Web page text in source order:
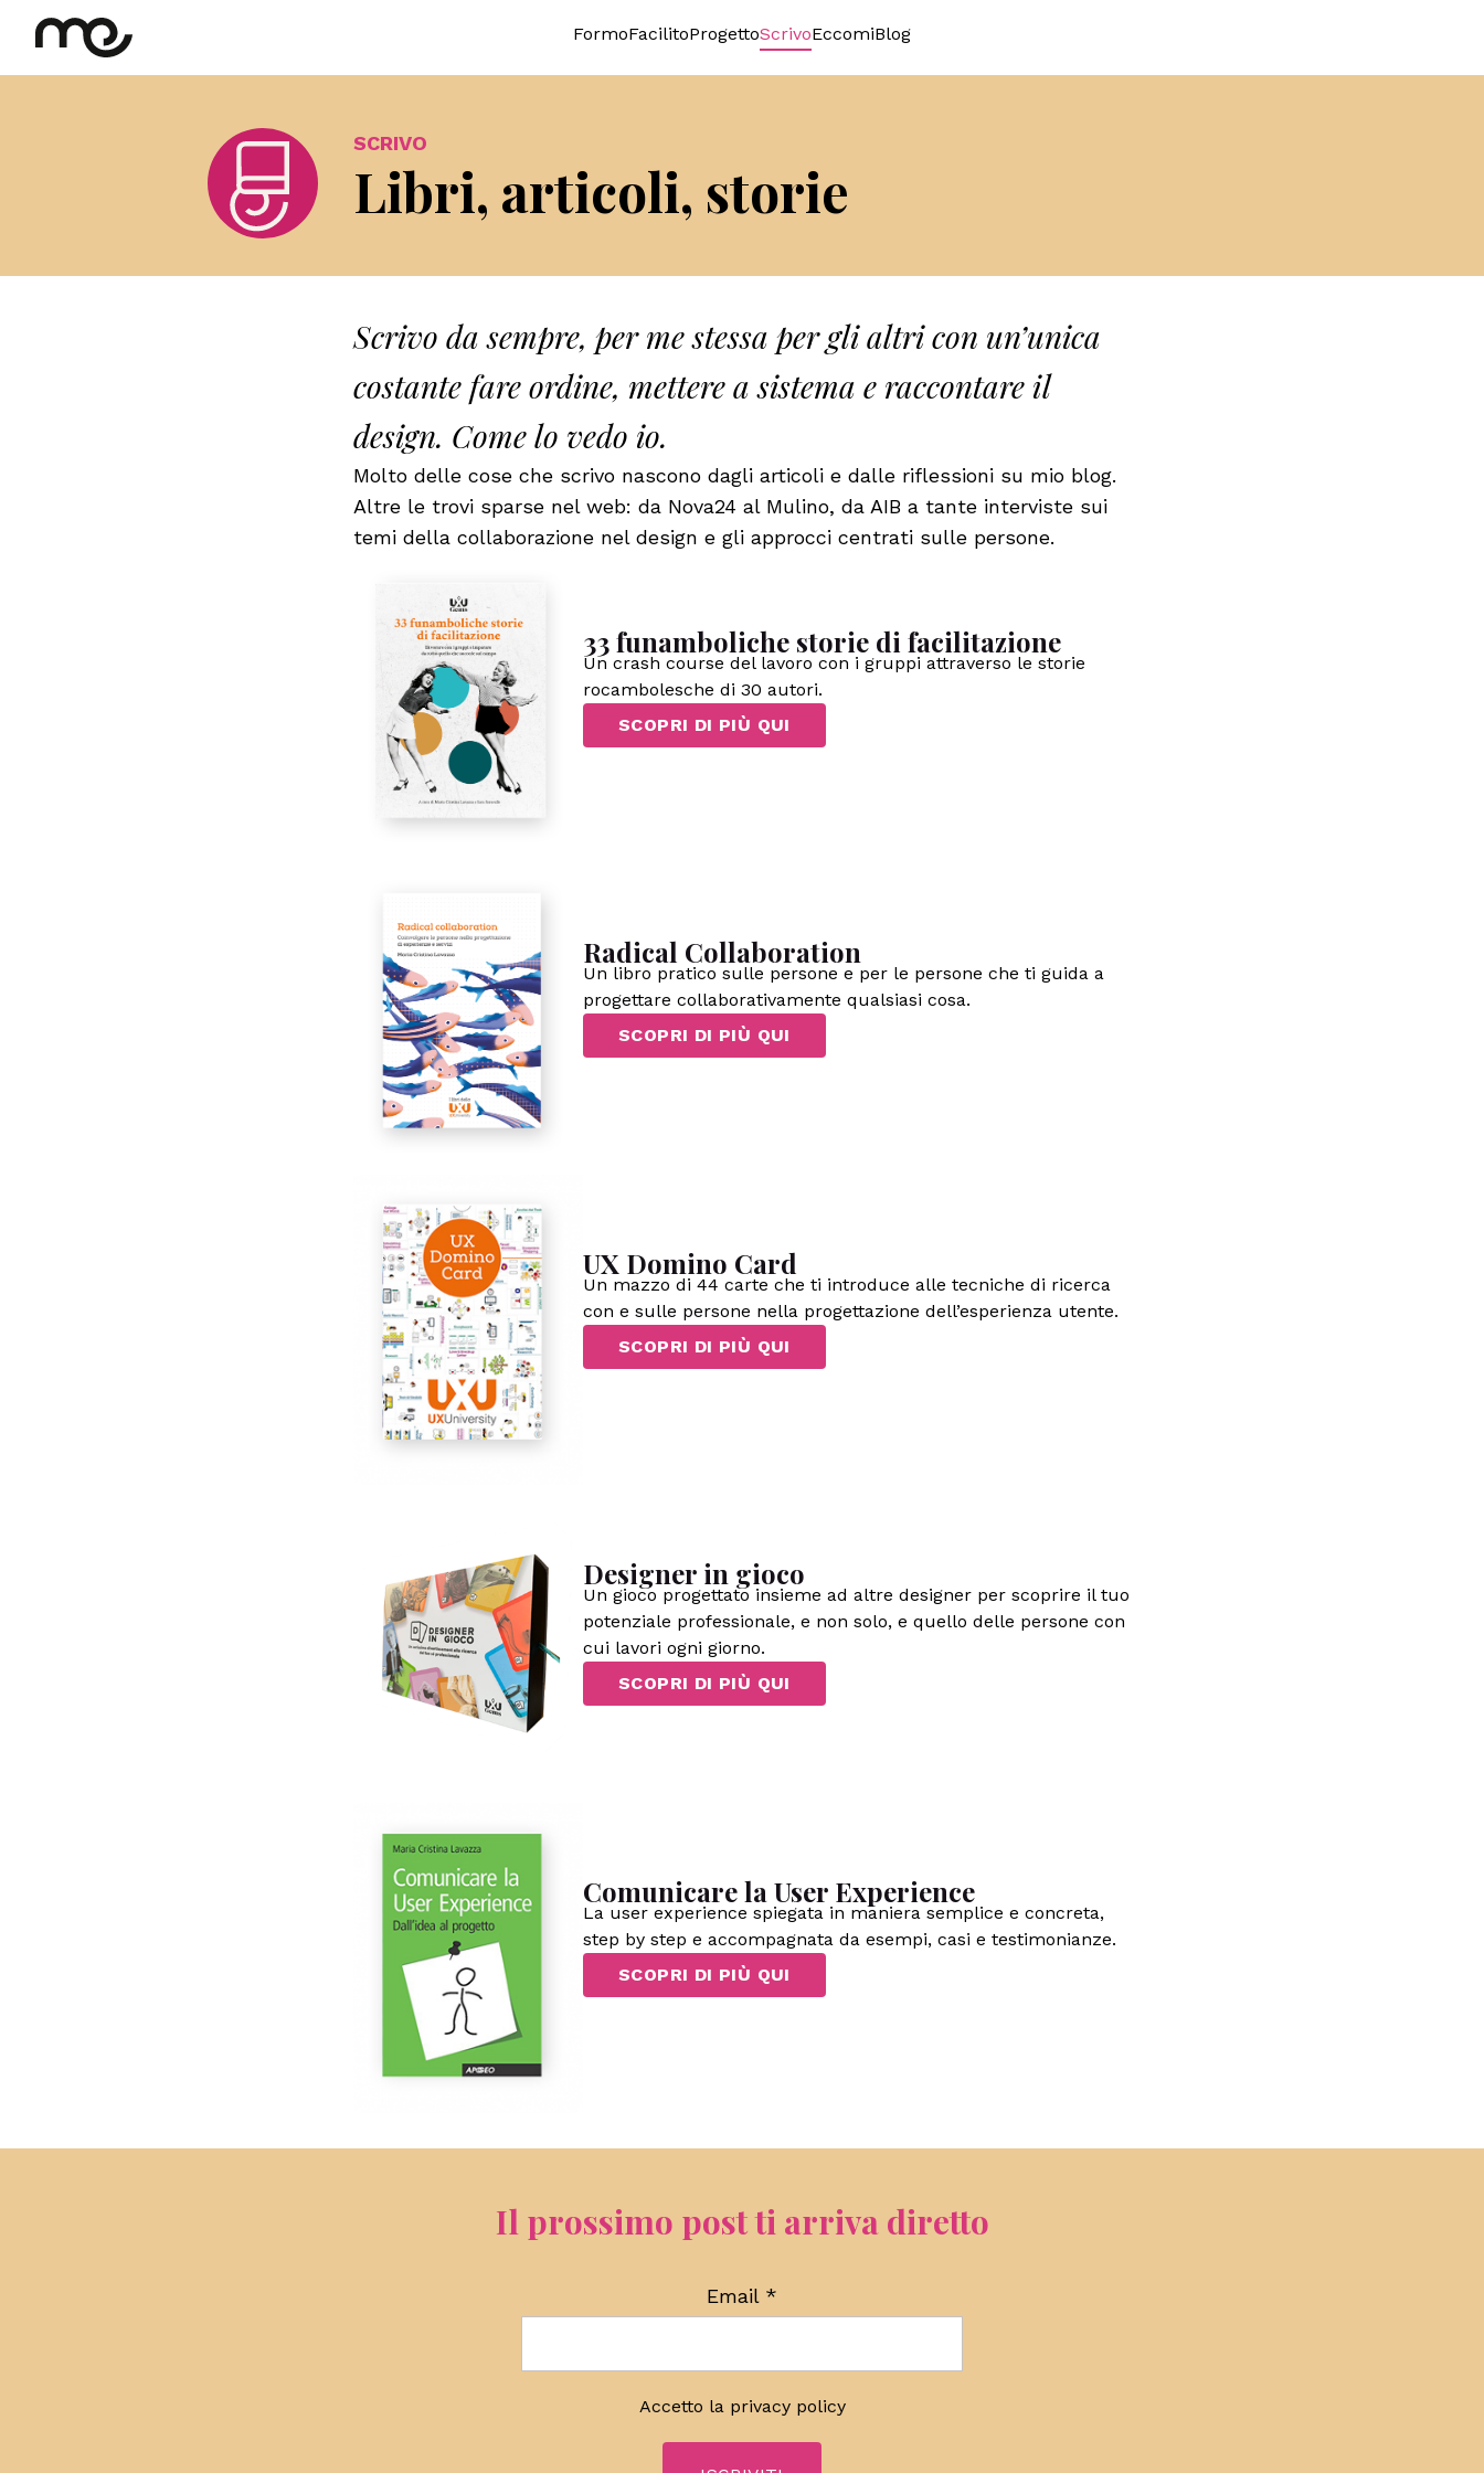
FormoFacilitoProgettoScrivoEccomiBlog
SCRIVO
Libri, articoli, storie
Scrivo da sempre, per me stessa per gli altri con un’unica
costante fare ordine, mettere a sistema e raccontare il
design. Come lo vedo io.
Molto delle cose che scrivo nascono dagli articoli e dalle riflessioni su mio blog.
Altre le trovi sparse nel web: da Nova24 al Mulino, da AIB a tante interviste sui
temi della collaborazione nel design e gli approcci centrati sulle persone.
33 funamboliche storie di facilitazione
Un crash course del lavoro con i gruppi attraverso le storie
rocambolesche di 30 autori.
SCOPRI DI PIÙ QUI
Radical Collaboration
Un libro pratico sulle persone e per le persone che ti guida a
progettare collaborativamente qualsiasi cosa.
SCOPRI DI PIÙ QUI
UX Domino Card
Un mazzo di 44 carte che ti introduce alle tecniche di ricerca
con e sulle persone nella progettazione dell’esperienza utente.
SCOPRI DI PIÙ QUI
Designer in gioco
Un gioco progettato insieme ad altre designer per scoprire il tuo
potenziale professionale, e non solo, e quello delle persone con
cui lavori ogni giorno.
SCOPRI DI PIÙ QUI
Comunicare la User Experience
La user experience spiegata in maniera semplice e concreta,
step by step e accompagnata da esempi, casi e testimonianze.
SCOPRI DI PIÙ QUI
Il prossimo post ti arriva diretto
Email *
Accetto la privacy policy